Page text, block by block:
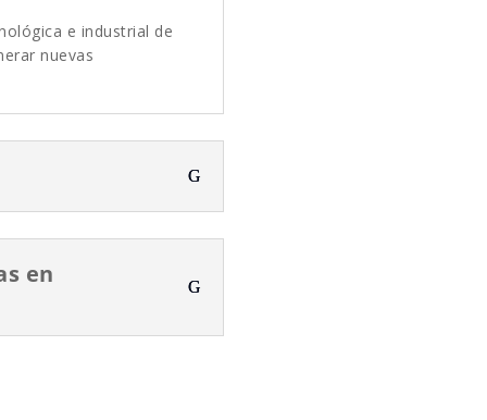
e industrial de
nuevas
en